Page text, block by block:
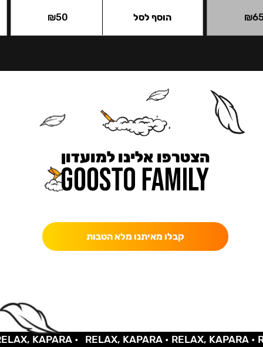
₪
₪50 הוסף לסל
הצטרפו אלינו למועדון
קבלו מאיתנו מלא הטבות
KAPARA • RELAX, KAPARA •RELAX, KAPARA •